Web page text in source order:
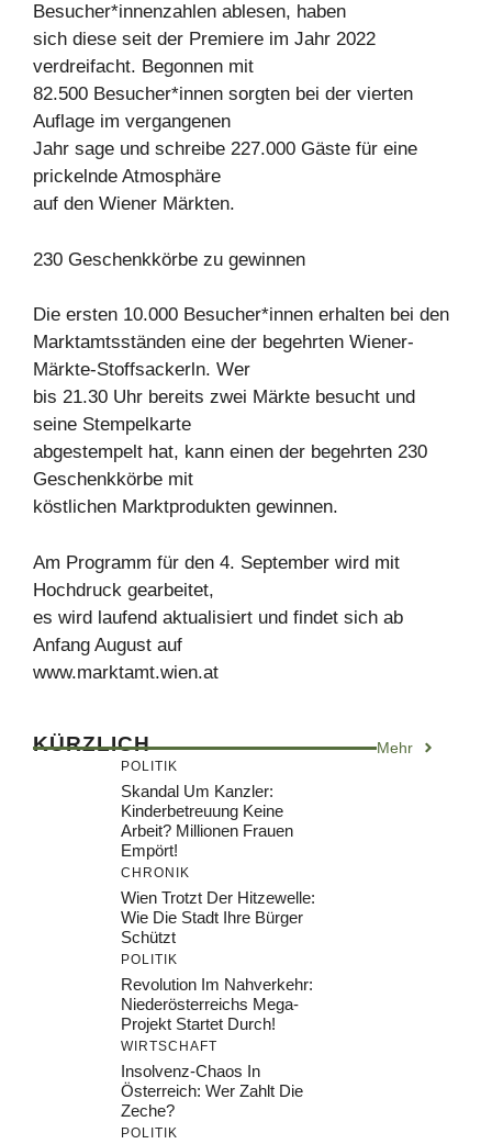
Besucher*innenzahlen ablesen, haben
sich diese seit der Premiere im Jahr 2022
verdreifacht. Begonnen mit
82.500 Besucher*innen sorgten bei der vierten
Auflage im vergangenen
Jahr sage und schreibe 227.000 Gäste für eine
prickelnde Atmosphäre
auf den Wiener Märkten.
230 Geschenkkörbe zu gewinnen
Die ersten 10.000 Besucher*innen erhalten bei den
Marktamtsständen eine der begehrten Wiener-
Märkte-Stoffsackerln. Wer
bis 21.30 Uhr bereits zwei Märkte besucht und
seine Stempelkarte
abgestempelt hat, kann einen der begehrten 230
Geschenkkörbe mit
köstlichen Marktprodukten gewinnen.
Am Programm für den 4. September wird mit
Hochdruck gearbeitet,
es wird laufend aktualisiert und findet sich ab
Anfang August auf
www.marktamt.wien.at
KÜRZLICH Mehr
POLITIK
Skandal Um Kanzler:
Kinderbetreuung Keine
Arbeit? Millionen Frauen
Empört!
CHRONIK
Wien Trotzt Der Hitzewelle:
Wie Die Stadt Ihre Bürger
Schützt
POLITIK
Revolution Im Nahverkehr:
Niederösterreichs Mega-
Projekt Startet Durch!
WIRTSCHAFT
Insolvenz-Chaos In
Österreich: Wer Zahlt Die
Zeche?
POLITIK